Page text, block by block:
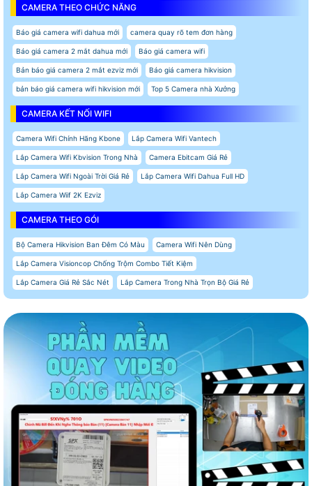
CAMERA THEO CHỨC NĂNG
Báo giá camera wifi dahua mới camera quay rõ tem đơn hàng
Báo giá camera 2 mắt dahua mới Báo giá camera wifi
Bản báo giá camera 2 mắt ezviz mới Báo giá camera hikvision
bản báo giá camera wifi hikvision mới Top 5 Camera nhà Xưởng
CAMERA KẾT NỐI WIFI
Camera Wifi Chính Hãng Kbone Lắp Camera Wifi Vantech
Lắp Camera Wifi Kbvision Trong Nhà Camera Ebitcam Giá Rẻ
Lắp Camera Wifi Ngoài Trời Giá Rẻ Lắp Camera Wifi Dahua Full HD
Lắp Camera Wiif 2K Ezviz
CAMERA THEO GÓI
Bộ Camera Hikvision Ban Đêm Có Màu Camera Wifi Nên Dùng
Lắp Camera Visioncop Chống Trộm Combo Tiết Kiệm
Lắp Camera Giá Rẻ Sắc Nét Lắp Camera Trong Nhà Trọn Bộ Giá Rẻ